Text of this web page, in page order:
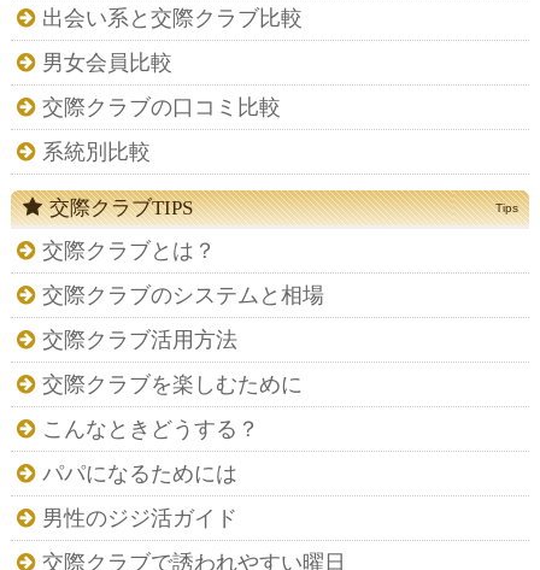
出会い系と交際クラブ比較
男女会員比較
交際クラブの口コミ比較
系統別比較
交際クラブTIPS Tips
交際クラブとは？
交際クラブのシステムと相場
交際クラブ活用方法
交際クラブを楽しむために
こんなときどうする？
パパになるためには
男性のジジ活ガイド
交際クラブで誘われやすい曜日